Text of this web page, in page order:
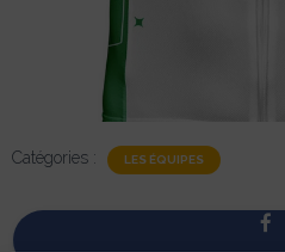
Catégories : LES ÉQUIPES